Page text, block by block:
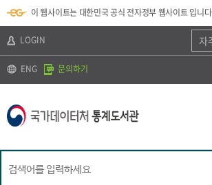
바
로
기
가
기
k
t
바
로
기
보
바
가
기
이 웹사이트는 대한민국 공식 전자정부 웹사이트 입니다
LOGIN
ENG 문의하기
자